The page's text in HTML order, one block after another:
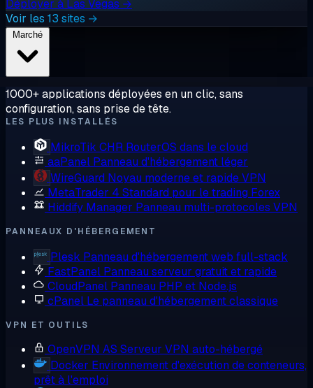
Déployer à Las Vegas →
Voir les 13 sites →
1000+ applications déployées en un clic, sans
configuration, sans prise de tête.
LES PLUS INSTALLÉS
MikroTik CHR RouterOS dans le cloud
aaPanel Panneau d'hébergement léger
WireGuard Noyau moderne et rapide VPN
MetaTrader 4 Standard pour le trading Forex
Hiddify Manager Panneau multi-protocoles VPN
PANNEAUX D'HÉBERGEMENT
Plesk Panneau d'hébergement web full-stack
FastPanel Panneau serveur gratuit et rapide
CloudPanel Panneau PHP et Node.js
cPanel Le panneau d'hébergement classique
VPN ET OUTILS
OpenVPN AS Serveur VPN auto-hébergé
Docker Environnement d'exécution de conteneurs,
prêt à l'emploi